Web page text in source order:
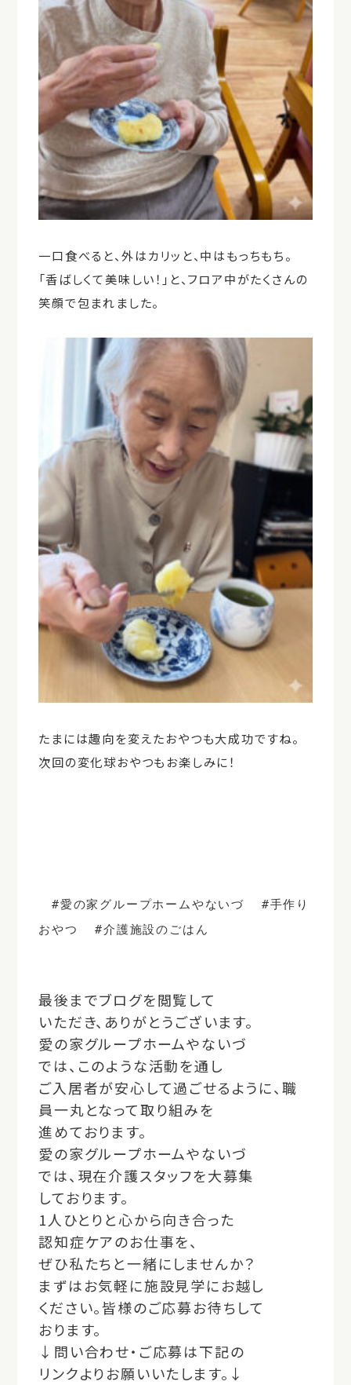
一口食べると、外はカリッと、中はもっちもち。
「香ばしくて美味しい！」と、フロア中がたくさんの
笑顔で包まれました。
たまには趣向を変えたおやつも大成功ですね。
次回の変化球おやつもお楽しみに！
#愛の家グループホームやないづ
#手作り
おやつ
#介護施設のごはん
最後までブログを閲覧して
いただき、ありがとうございます。
愛の家グループホームやないづ
では、このような活動を通し
ご入居者が安心して過ごせるように、職
員一丸となって取り組みを
進めております。
愛の家グループホームやないづ
では、現在介護スタッフを大募集
しております。
1人ひとりと心から向き合った
認知症ケアのお仕事を、
ぜひ私たちと一緒にしませんか？
まずはお気軽に施設見学にお越し
ください。皆様のご応募お待ちして
おります。
↓問い合わせ・ご応募は下記の
リンクよりお願いいたします。↓